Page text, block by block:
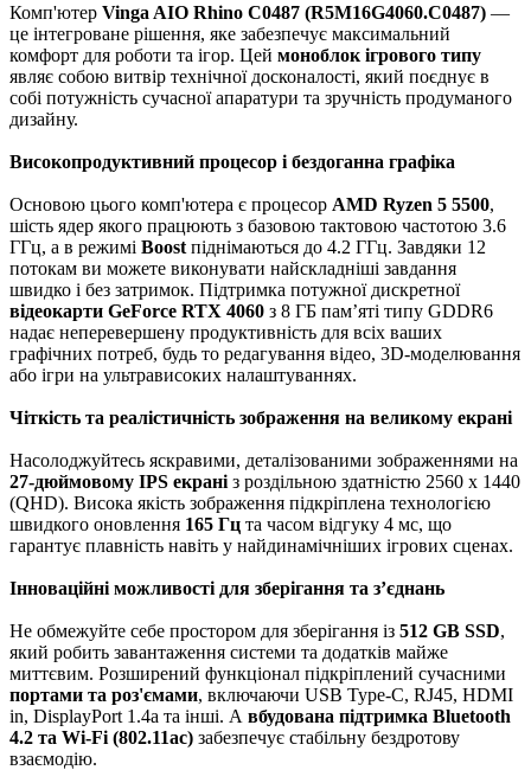
Комп'ютер Vinga AIO Rhino C0487 (R5M16G4060.C0487) —
це інтегроване рішення, яке забезпечує максимальний
комфорт для роботи та ігор. Цей моноблок ігрового типу
являє собою витвір технічної досконалості, який поєднує в
собі потужність сучасної апаратури та зручність продуманого
дизайну.
Високопродуктивний процесор і бездоганна графіка
Основою цього комп'ютера є процесор AMD Ryzen 5 5500,
шість ядер якого працюють з базовою тактовою частотою 3.6
ГГц, а в режимі Boost піднімаються до 4.2 ГГц. Завдяки 12
потокам ви можете виконувати найскладніші завдання
швидко і без затримок. Підтримка потужної дискретної
відеокарти GeForce RTX 4060 з 8 ГБ пам’яті типу GDDR6
надає неперевершену продуктивність для всіх ваших
графічних потреб, будь то редагування відео, 3D-моделювання
або ігри на ультрависоких налаштуваннях.
Чіткість та реалістичність зображення на великому екрані
Насолоджуйтесь яскравими, деталізованими зображеннями на
27-дюймовому IPS екрані з роздільною здатністю 2560 x 1440
(QHD). Висока якість зображення підкріплена технологією
швидкого оновлення 165 Гц та часом відгуку 4 мс, що
гарантує плавність навіть у найдинамічніших ігрових сценах.
Інноваційні можливості для зберігання та з’єднань
Не обмежуйте себе простором для зберігання із 512 GB SSD,
який робить завантаження системи та додатків майже
миттєвим. Розширений функціонал підкріплений сучасними
портами та роз'ємами, включаючи USB Type-C, RJ45, HDMI
in, DisplayPort 1.4a та інші. А вбудована підтримка Bluetooth
4.2 та Wi-Fi (802.11ac) забезпечує стабільну бездротову
взаємодію.